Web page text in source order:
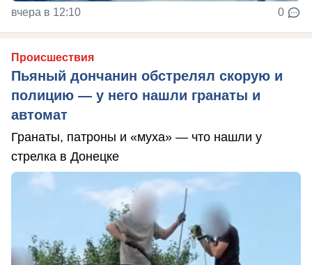
вчера в 12:10 0
Происшествия
Пьяный дончанин обстрелял скорую и
полицию — у него нашли гранаты и
автомат
Гранаты, патроны и «муха» — что нашли у
стрелка в Донецке